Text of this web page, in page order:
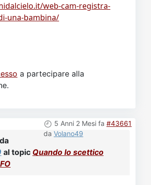
web-cam-registra-
una-bambina/
a partecipare alla
5 Anni 2 Mesi fa #43661
da Volano49
al topic Quando lo scettico